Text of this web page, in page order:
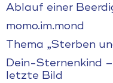
Ablauf einer
momo.im.mond
Thema „Sterben
Dein-Sternenkind
letzte Bild